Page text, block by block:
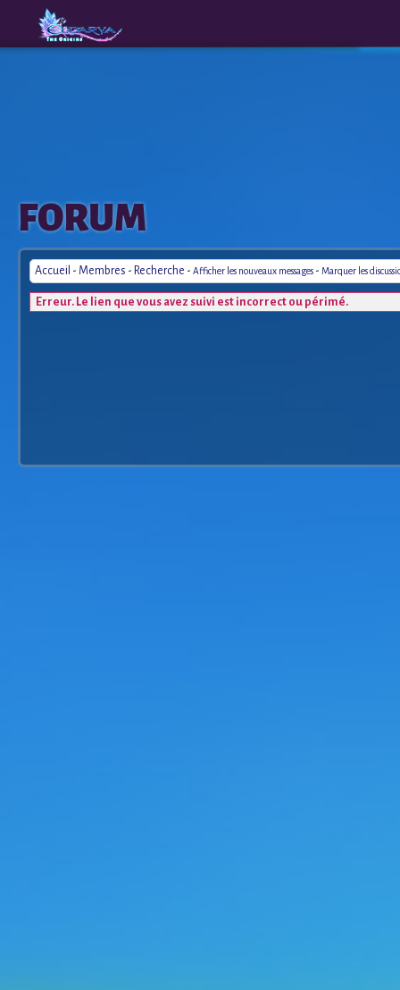
The
Origins
FORUM
Accueil - Membres - Recherche - Afficher les nouveaux messages - Marquer les
Erreur. Le lien que vous avez suivi est incorrect ou périmé.